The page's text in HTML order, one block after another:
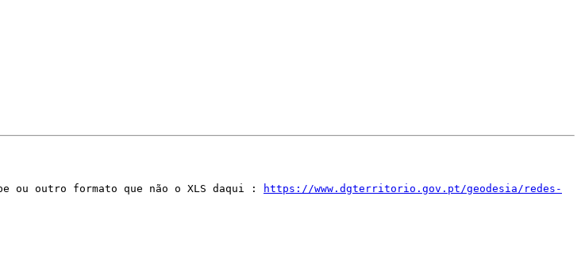
ou outro formato que não o XLS daqui :
https://www.dgterritorio.gov.pt/geodesia/redes-